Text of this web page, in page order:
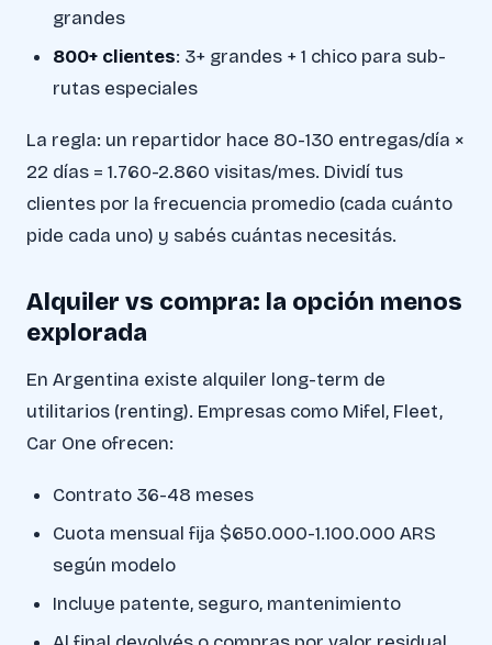
grandes
800+ clientes: 3+ grandes + 1 chico para sub-
rutas especiales
La regla: un repartidor hace 80-130 entregas/día ×
22 días = 1.760-2.860 visitas/mes. Dividí tus
clientes por la frecuencia promedio (cada cuánto
pide cada uno) y sabés cuántas necesitás.
Alquiler vs compra: la opción menos
explorada
En Argentina existe alquiler long-term de
utilitarios (renting). Empresas como Mifel, Fleet,
Car One ofrecen:
Contrato 36-48 meses
Cuota mensual fija $650.000-1.100.000 ARS
según modelo
Incluye patente, seguro, mantenimiento